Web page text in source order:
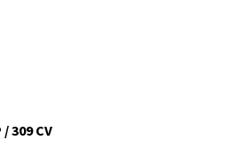
/ 309 CV